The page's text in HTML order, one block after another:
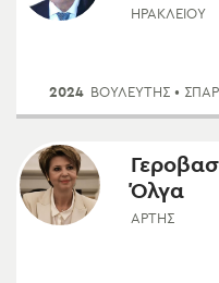
ΗΡΑΚΛΕΊΟΥ
2024 ΒΟΥΛΕΥΤΗΣ •
Όλγα
ΆΡΤΗΣ